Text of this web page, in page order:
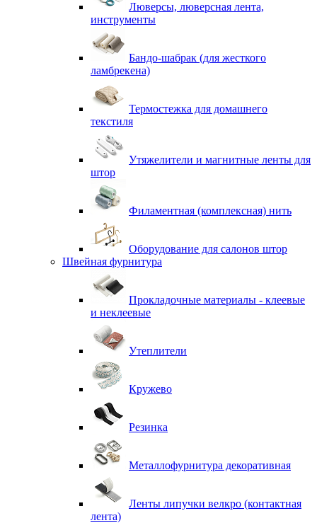
Люверсы, люверсная лента,
инструменты
Бандо-шабрак (для жесткого
ламбрекена)
Термостежка для домашнего
текстиля
Утяжелители и магнитные ленты для
штор
Филаментная (комплексная) нить
Оборудование для салонов штор
Швейная фурнитура
Прокладочные материалы - клеевые
и неклеевые
Утеплители
Кружево
Резинка
Металлофурнитура декоративная
Ленты липучки велкро (контактная
лента)